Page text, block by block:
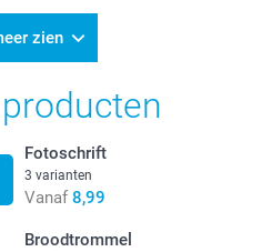
zien
Fotoschrift
3 varianten
Vanaf 8,99
Broodtrommel